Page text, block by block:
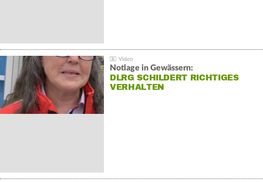
Notlage in Gewässern:
DLRG SCHILDERT RICHTIGES
VERHALTEN